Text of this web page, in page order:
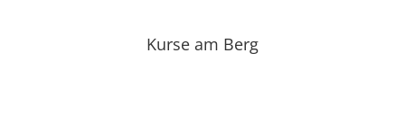
Kurse am Berg